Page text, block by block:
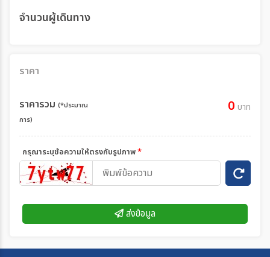
จำนวนผู้เดินทาง
ราคา
ราคารวม (*ประมาณ
การ)
0 บาท
กรุณาระบุข้อความให้ตรงกับรูปภาพ*
ส่งข้อมูล